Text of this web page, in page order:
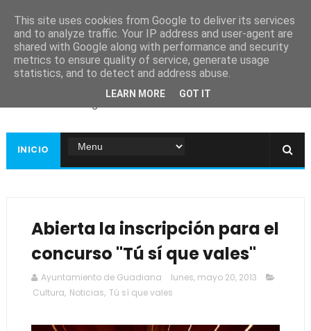
Ayuntamiento de
Guadiana
INICIO
Abierta la inscripción para el
concurso "Tú sí que vales"
Ayuntamiento de Guadiana
lunes, mayo 20, 2013
Cultura, Noticias, Tú sí que vales
This site uses cookies from Google to deliver its services
and to analyze traffic. Your IP address and user-agent are
shared with Google along with performance and security
metrics to ensure quality of service, generate usage
statistics, and to detect and address abuse.
LEARN MORE GOT IT